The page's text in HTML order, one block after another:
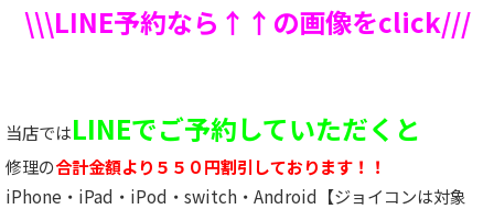
\\\LINE予約なら↑↑の画像をclick///
当店ではLINEでご予約していただくと
修理の合計金額より５５０円割引しております！！
iPhone・iPad・iPod・switch・Android【ジョイコンは対象